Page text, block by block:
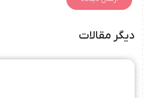
دیگر مقالات